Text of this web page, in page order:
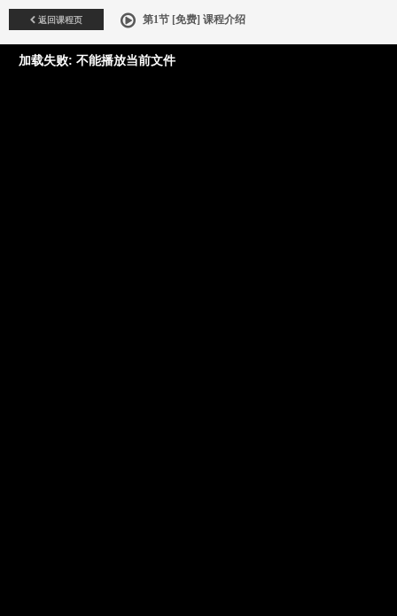
返回课程页 第1节 [免费] 课程介绍
加载失败: 不能播放当前文件